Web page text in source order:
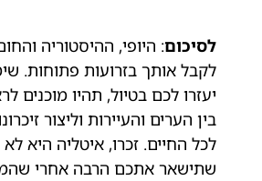
לסיכום: היופי, ההיסטוריה
לקבל אותך בזרועות פתוחות.
יעזרו לכם בטיול, תהיו מוכנים
בין הערים והעיירות וליצור
לכל החיים. זכרו, איטליה היא לא
שתישאר אתכם הרבה אחרי